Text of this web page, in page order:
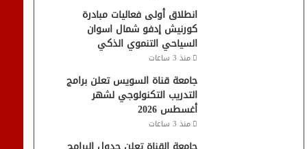
انطلاق أولى فعاليات مبادرة
كورنيش إدفو شمال اسوان
السياحي التنموي الذكي
منذ 3 ساعات
جامعة قناة السويس تعلن برامج
التدريب التكنولوجي لشهر
أغسطس 2026
منذ 3 ساعات